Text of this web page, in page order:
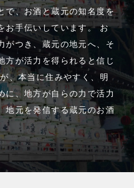
で、お酒と蔵元の知名度を
お手伝いしています。 お
がつき、蔵元の地元へ、そ
方が活力を得られると信じ
、本当に住みやすく、明
に、地方が自らの力で活力
地元を発信する蔵元のお酒